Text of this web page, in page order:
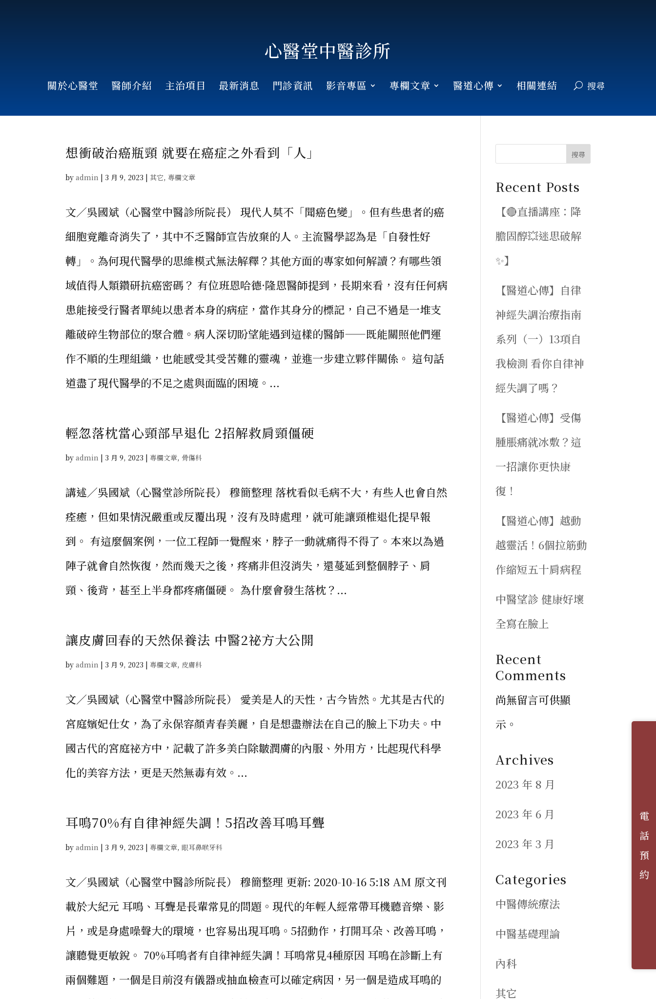
心醫堂中醫診所
關於心醫堂 醫師介紹 主治項目 最新消息 門診資訊 影音專區 專欄文章 醫道心傳 相關連結
想衝破治癌瓶頸 就要在癌症之外看到「人」
byadmin | 3 月 9, 2023 |其它,專欄文章
文／吳國斌（心醫堂中醫診所院長） 現代人莫不「聞癌色變」。但有些患者的癌
細胞竟離奇消失了，其中不乏醫師宣告放棄的人。主流醫學認為是「自發性好
轉」。為何現代醫學的思維模式無法解釋？其他方面的專家如何解讀？有哪些領
域值得人類鑽研抗癌密碼？ 有位班恩哈德·隆恩醫師提到，長期來看，沒有任何病
患能接受行醫者單純以患者本身的病症，當作其身分的標記，自己不過是一堆支
離破碎生物部位的聚合體。病人深切盼望能遇到這樣的醫師——既能關照他們運
作不順的生理組織，也能感受其受苦難的靈魂，並進一步建立夥伴關係。 這句話
道盡了現代醫學的不足之處與面臨的困境。...
輕忽落枕當心頸部早退化 2招解救肩頸僵硬
byadmin | 3 月 9, 2023 |專欄文章, 骨傷科
講述／吳國斌（心醫堂診所院長） 穆簡整理 落枕看似毛病不大，有些人也會自然
痊癒，但如果情況嚴重或反覆出現，沒有及時處理，就可能讓頸椎退化提早報
到。 有這麼個案例，一位工程師一覺醒來，脖子一動就痛得不得了。本來以為過
陣子就會自然恢復，然而幾天之後，疼痛非但沒消失，還蔓延到整個脖子、肩
頸、後背，甚至上半身都疼痛僵硬。 為什麼會發生落枕？...
讓皮膚回春的天然保養法 中醫2祕方大公開
byadmin | 3 月 9, 2023 |專欄文章, 皮膚科
文／吳國斌（心醫堂中醫診所院長） 愛美是人的天性，古今皆然。尤其是古代的
宮庭嬪妃仕女，為了永保容顏青春美麗，自是想盡辦法在自己的臉上下功夫。中
國古代的宮庭祕方中，記載了許多美白除皺潤膚的內服、外用方，比起現代科學
化的美容方法，更是天然無毒有效。...
耳鳴70%有自律神經失調！5招改善耳鳴耳聾
byadmin | 3 月 9, 2023 |專欄文章,眼耳鼻喉牙科
文／吳國斌（心醫堂中醫診所院長） 穆簡整理 更新: 2020-10-16 5:18 AM 原文刊
載於大紀元 耳鳴、耳聾是長輩常見的問題。現代的年輕人經常帶耳機聽音樂、影
片，或是身處噪聲大的環境，也容易出現耳鳴。5招動作，打開耳朵、改善耳鳴，
讓聽覺更敏銳。 70%耳鳴者有自律神經失調！耳鳴常見4種原因 耳鳴在診斷上有
兩個難題，一個是目前沒有儀器或抽血檢查可以確定病因，另一個是造成耳鳴的
搜尋
Recent Posts
【🔴直播講座：降
膽固醇💥迷思破解
✨】
【醫道心傳】自律
神經失調治療指南
系列（一）13項自
我檢測 看你自律神
經失調了嗎？
【醫道心傳】受傷
腫脹痛就冰敷？這
一招讓你更快康
復！
【醫道心傳】越動
越靈活！6個拉筋動
作縮短五十肩病程
中醫望診 健康好壞
全寫在臉上
Recent
Comments
尚無留言可供顯
示。
Archives
2023 年 8 月
2023 年 6 月
2023 年 3 月
Categories
中醫傳統療法
中醫基礎理論
內科
其它
電 話 預 約